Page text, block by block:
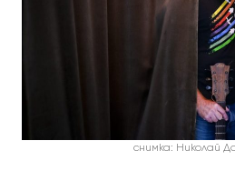
снимка: Николай